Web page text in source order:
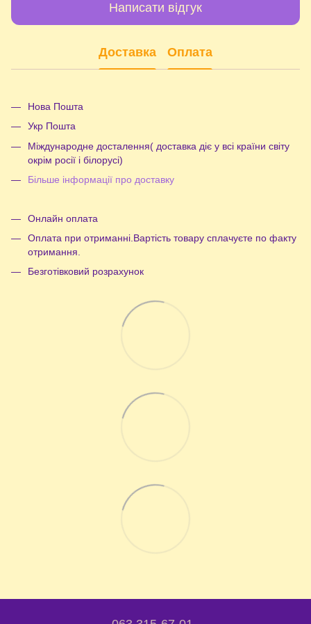
Написати відгук
Доставка Оплата
Нова Пошта
Укр Пошта
Міждународне досталення( доставка діє у всі країни світу
окрім росії і білорусі)
Більше інформації про доставку
Онлайн оплата
Оплата при отриманні.Вартість товару сплачуєте по факту
отримання.
Безготівковий розрахунок